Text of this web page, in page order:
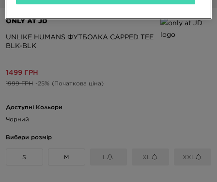
ONLY AT JD
UNLIKE HUMANS ФУТБОЛКА CAPPED TEE
BLK-BLK
1499 ГРН
1999 ГРН -25% (Початкова ціна)
Доступні Кольори
Чорний
Вибери розмір
S M L XL XXL